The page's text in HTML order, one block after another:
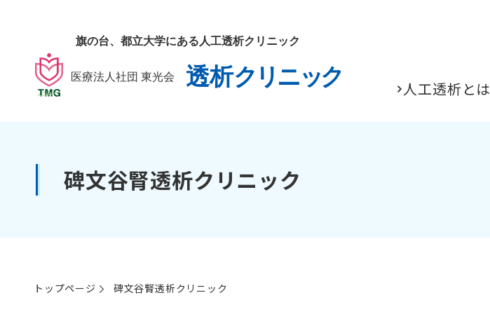
人工透析とは
碑文谷腎透析クリニック
トップページ 碑文谷腎透析クリニック